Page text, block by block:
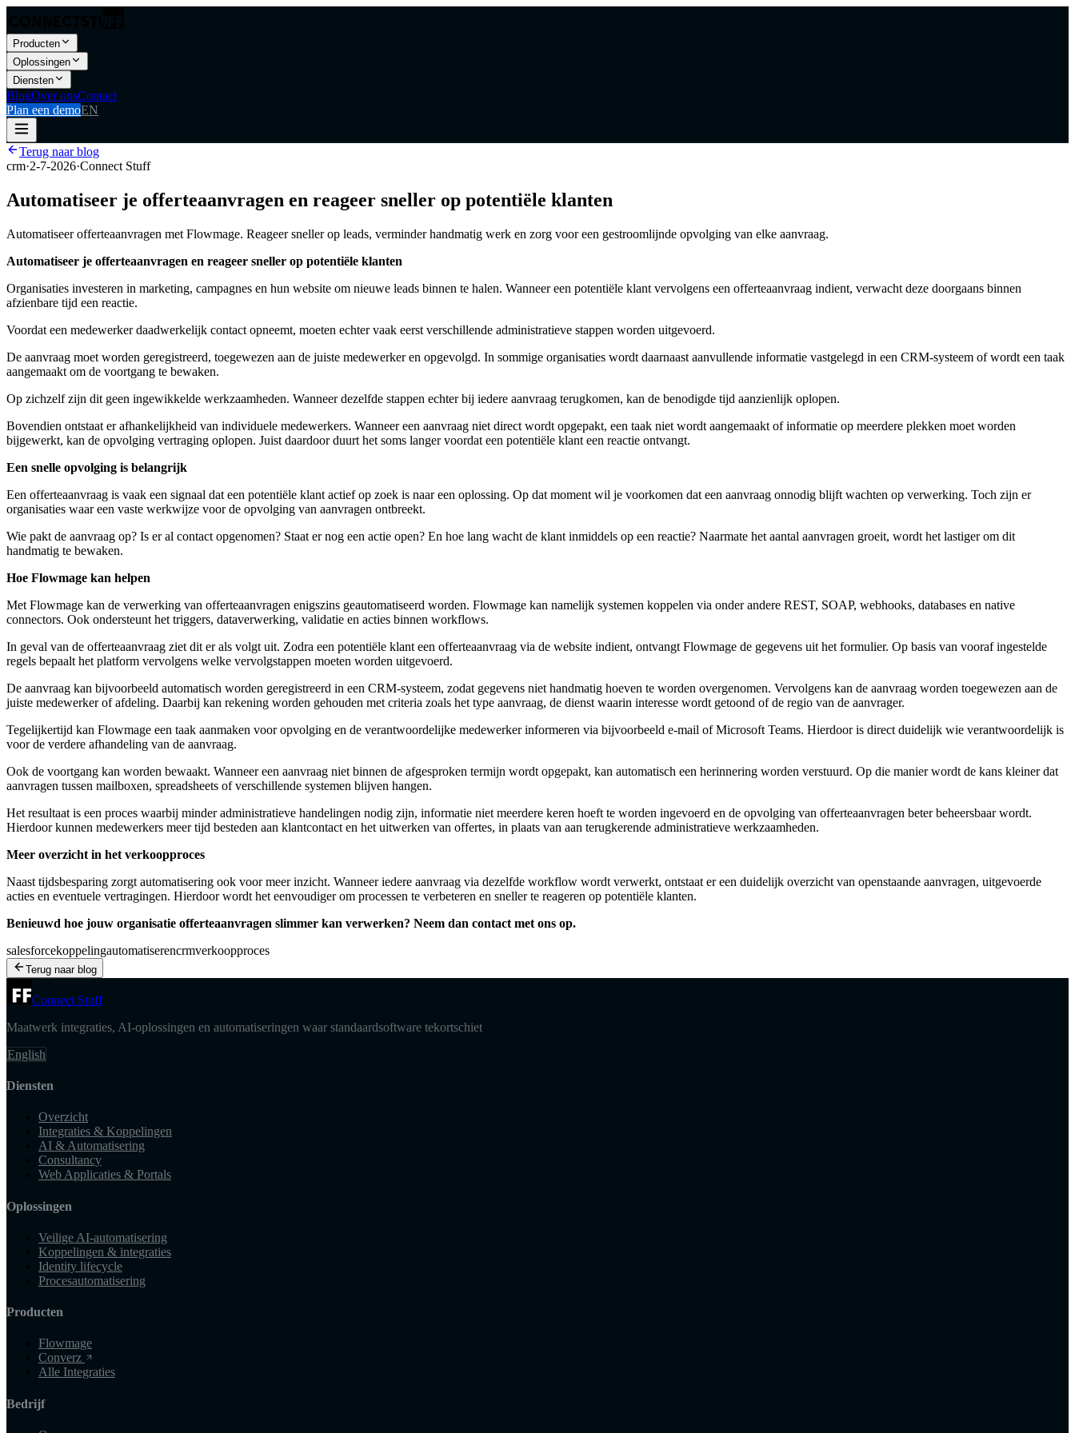
Producten
Oplossingen
Diensten
BlogOver onsContact
Plan een demoEN
Terug naar blog
crm·2-7-2026·Connect Stuff
Automatiseer je offerteaanvragen en reageer sneller op potentiële klanten
Automatiseer offerteaanvragen met Flowmage. Reageer sneller op leads, verminder handmatig werk en zorg voor een gestroomlijnde opvolging van elke aanvraag.
Automatiseer je offerteaanvragen en reageer sneller op potentiële klanten
Organisaties investeren in marketing, campagnes en hun website om nieuwe leads binnen te halen. Wanneer een potentiële klant vervolgens een offerteaanvraag indient, verwacht deze doorgaans binnen
afzienbare tijd een reactie.
Voordat een medewerker daadwerkelijk contact opneemt, moeten echter vaak eerst verschillende administratieve stappen worden uitgevoerd.
De aanvraag moet worden geregistreerd, toegewezen aan de juiste medewerker en opgevolgd. In sommige organisaties wordt daarnaast aanvullende informatie vastgelegd in een CRM-systeem of wordt een taak
aangemaakt om de voortgang te bewaken.
Op zichzelf zijn dit geen ingewikkelde werkzaamheden. Wanneer dezelfde stappen echter bij iedere aanvraag terugkomen, kan de benodigde tijd aanzienlijk oplopen.
Bovendien ontstaat er afhankelijkheid van individuele medewerkers. Wanneer een aanvraag niet direct wordt opgepakt, een taak niet wordt aangemaakt of informatie op meerdere plekken moet worden
bijgewerkt, kan de opvolging vertraging oplopen. Juist daardoor duurt het soms langer voordat een potentiële klant een reactie ontvangt.
Een snelle opvolging is belangrijk
Een offerteaanvraag is vaak een signaal dat een potentiële klant actief op zoek is naar een oplossing. Op dat moment wil je voorkomen dat een aanvraag onnodig blijft wachten op verwerking. Toch zijn er
organisaties waar een vaste werkwijze voor de opvolging van aanvragen ontbreekt.
Wie pakt de aanvraag op? Is er al contact opgenomen? Staat er nog een actie open? En hoe lang wacht de klant inmiddels op een reactie? Naarmate het aantal aanvragen groeit, wordt het lastiger om dit
handmatig te bewaken.
Hoe Flowmage kan helpen
Met Flowmage kan de verwerking van offerteaanvragen enigszins geautomatiseerd worden. Flowmage kan namelijk systemen koppelen via onder andere REST, SOAP, webhooks, databases en native
connectors. Ook ondersteunt het triggers, dataverwerking, validatie en acties binnen workflows.
In geval van de offerteaanvraag ziet dit er als volgt uit. Zodra een potentiële klant een offerteaanvraag via de website indient, ontvangt Flowmage de gegevens uit het formulier. Op basis van vooraf ingestelde
regels bepaalt het platform vervolgens welke vervolgstappen moeten worden uitgevoerd.
De aanvraag kan bijvoorbeeld automatisch worden geregistreerd in een CRM-systeem, zodat gegevens niet handmatig hoeven te worden overgenomen. Vervolgens kan de aanvraag worden toegewezen aan de
juiste medewerker of afdeling. Daarbij kan rekening worden gehouden met criteria zoals het type aanvraag, de dienst waarin interesse wordt getoond of de regio van de aanvrager.
Tegelijkertijd kan Flowmage een taak aanmaken voor opvolging en de verantwoordelijke medewerker informeren via bijvoorbeeld e-mail of Microsoft Teams. Hierdoor is direct duidelijk wie verantwoordelijk is
voor de verdere afhandeling van de aanvraag.
Ook de voortgang kan worden bewaakt. Wanneer een aanvraag niet binnen de afgesproken termijn wordt opgepakt, kan automatisch een herinnering worden verstuurd. Op die manier wordt de kans kleiner dat
aanvragen tussen mailboxen, spreadsheets of verschillende systemen blijven hangen.
Het resultaat is een proces waarbij minder administratieve handelingen nodig zijn, informatie niet meerdere keren hoeft te worden ingevoerd en de opvolging van offerteaanvragen beter beheersbaar wordt.
Hierdoor kunnen medewerkers meer tijd besteden aan klantcontact en het uitwerken van offertes, in plaats van aan terugkerende administratieve werkzaamheden.
Meer overzicht in het verkoopproces
Naast tijdsbesparing zorgt automatisering ook voor meer inzicht. Wanneer iedere aanvraag via dezelfde workflow wordt verwerkt, ontstaat er een duidelijk overzicht van openstaande aanvragen, uitgevoerde
acties en eventuele vertragingen. Hierdoor wordt het eenvoudiger om processen te verbeteren en sneller te reageren op potentiële klanten.
Benieuwd hoe jouw organisatie offerteaanvragen slimmer kan verwerken? Neem dan contact met ons op.
salesforcekoppelingautomatiserencrmverkoopproces
Terug naar blog
Connect Stuff
Maatwerk integraties, AI-oplossingen en automatiseringen waar standaardsoftware tekortschiet
English
Diensten
Overzicht
Integraties & Koppelingen
AI & Automatisering
Consultancy
Web Applicaties & Portals
Oplossingen
Veilige AI-automatisering
Koppelingen & integraties
Identity lifecycle
Procesautomatisering
Producten
Flowmage
Converz
Alle Integraties
Bedrijf